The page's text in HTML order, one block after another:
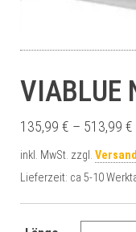
VIABLUE
135,99 € – 513,99 €
inkl. MwSt. zzgl.
Lieferzeit: ca 5-10